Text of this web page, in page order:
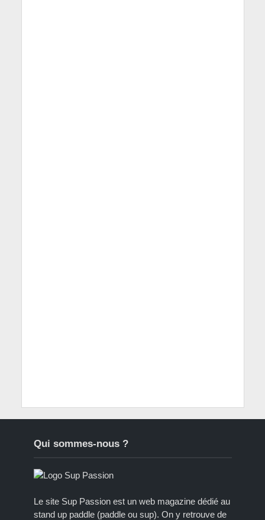
Qui sommes-nous ?
Le site Sup Passion est un web magazine dédié au
stand up paddle (paddle ou sup). On y retrouve de